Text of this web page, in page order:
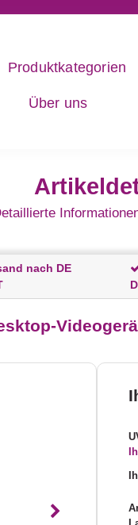
Produktkategorien
Über uns
nach DE